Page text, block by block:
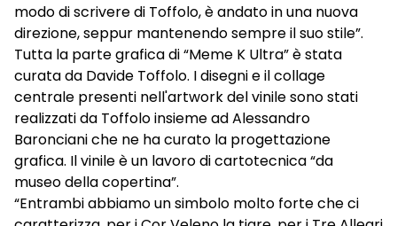
modo di scrivere di Toffolo, è andato in una nuova
direzione, seppur mantenendo sempre il suo stile”.
Tutta la parte grafica di “Meme K Ultra” è stata
curata da Davide Toffolo. I disegni e il collage
centrale presenti nell'artwork del vinile sono stati
realizzati da Toffolo insieme ad Alessandro
Baronciani che ne ha curato la progettazione
grafica. Il vinile è un lavoro di cartotecnica “da
museo della copertina”.
“Entrambi abbiamo un simbolo molto forte che ci